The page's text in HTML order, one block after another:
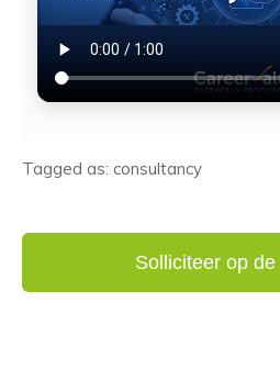
Tagged as: consultancy